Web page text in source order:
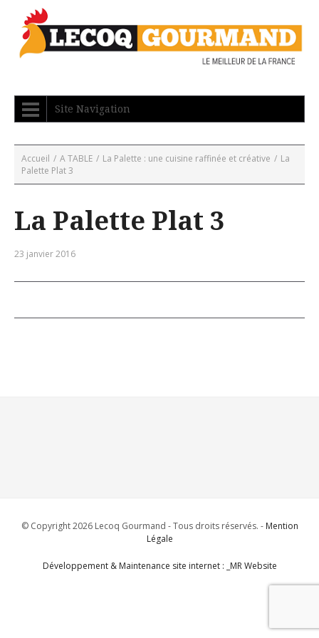
Site Navigation
Accueil / A TABLE / La Palette : une cuisine raffinée et créative / La
Palette Plat 3
La Palette Plat 3
23 janvier 2016
© Copyright 2026 Lecoq Gourmand - Tous droits réservés. - Mention
Légale
Développement & Maintenance site internet : _MR Website